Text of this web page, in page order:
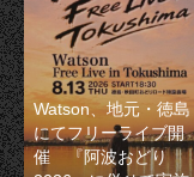
Watson、地元・徳島
にてフリーライブ開
催 『阿波おどり